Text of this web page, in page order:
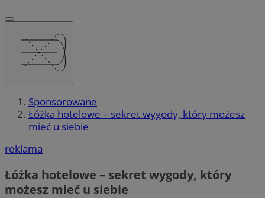
Sponsorowane
Łóżka hotelowe – sekret wygody, który możesz
mieć u siebie
reklama
Łóżka hotelowe – sekret wygody, który
możesz mieć u siebie